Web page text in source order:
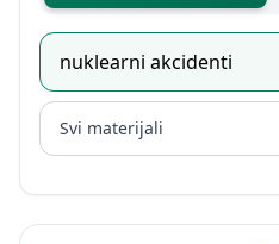
Svi materijali